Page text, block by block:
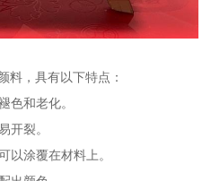
料，具有以下特点：
色和老化。
开裂。
以涂覆在材料上。